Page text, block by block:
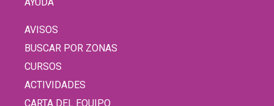
AVISOS
BUSCAR POR ZONAS
CURSOS
ACTIVIDADES
CARTA DEL EQUIPO